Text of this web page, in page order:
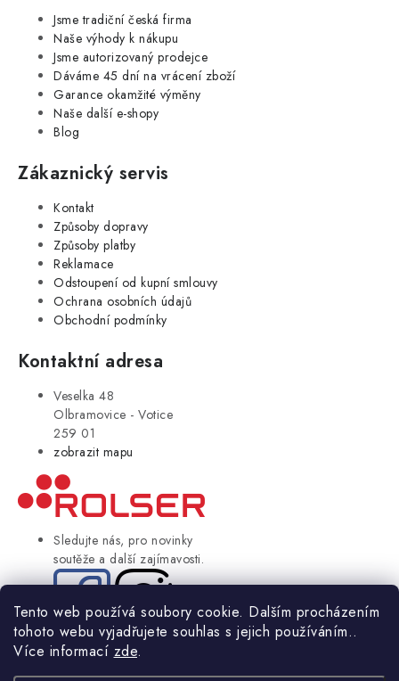
Tento web používá soubory cookie. Dalším procházením
tohoto webu vyjadřujete souhlas s jejich používáním..
Více informací zde.
Jsme tradiční česká firma
Naše výhody k nákupu
Jsme autorizovaný prodejce
Dáváme 45 dní na vrácení zboží
Garance okamžité výměny
Naše další e-shopy
Blog
Zákaznický servis
Kontakt
Způsoby dopravy
Způsoby platby
Reklamace
Odstoupení od kupní smlouvy
Ochrana osobních údajů
Obchodní podmínky
Kontaktní adresa
Veselka 48
Olbramovice - Votice
259 01
zobrazit mapu
Sledujte nás, pro novinky
soutěže a další zajímavosti.
© Copyright 2004-2024 Rolser.cz | webdesign